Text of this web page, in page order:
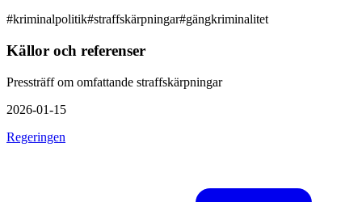
#kriminalpolitik#straffskärpningar#gängkriminalitet
Källor och referenser
Pressträff om omfattande straffskärpningar
2026-01-15
Regeringen